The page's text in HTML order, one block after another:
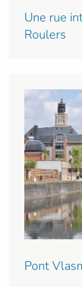
Une rue
Roulers
Pont